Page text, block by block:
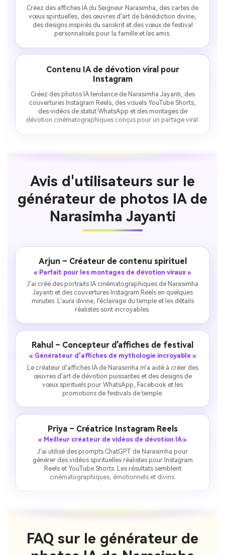
Créez des affiches IA du Seigneur Narasimha, des cartes de
vœux spirituelles, des œuvres d'art de bénédiction divine,
des designs inspirés du sanskrit et des vœux de festival
personnalisés pour la famille et les amis.
Contenu IA de dévotion viral pour
Instagram
Créez des photos IA tendance de Narasimha Jayanti, des
couvertures Instagram Reels, des visuels YouTube Shorts,
des vidéos de statut WhatsApp et des montages de
dévotion cinématographiques conçus pour un partage viral.
Avis d'utilisateurs sur le
générateur de photos IA de
Narasimha Jayanti
Arjun – Créateur de contenu spirituel
« Parfait pour les montages de dévotion viraux »
J'ai créé des portraits IA cinématographiques de Narasimha
Jayanti et des couvertures Instagram Reels en quelques
minutes. L'aura divine, l'éclairage du temple et les détails
réalistes sont incroyables.
Rahul – Concepteur d'affiches de festival
« Générateur d'affiches de mythologie incroyable »
Le créateur d'affiches IA de Narasimha m'a aidé à créer des
œuvres d'art de dévotion puissantes et des designs de
vœux spirituels pour WhatsApp, Facebook et les
promotions de festivals de temple.
Priya – Créatrice Instagram Reels
« Meilleur créateur de vidéos de dévotion IA »
J'ai utilisé des prompts ChatGPT de Narasimha pour
générer des vidéos spirituelles réalistes pour Instagram
Reels et YouTube Shorts. Les résultats semblent
cinématographiques, émotionnels et divins.
FAQ sur le générateur de